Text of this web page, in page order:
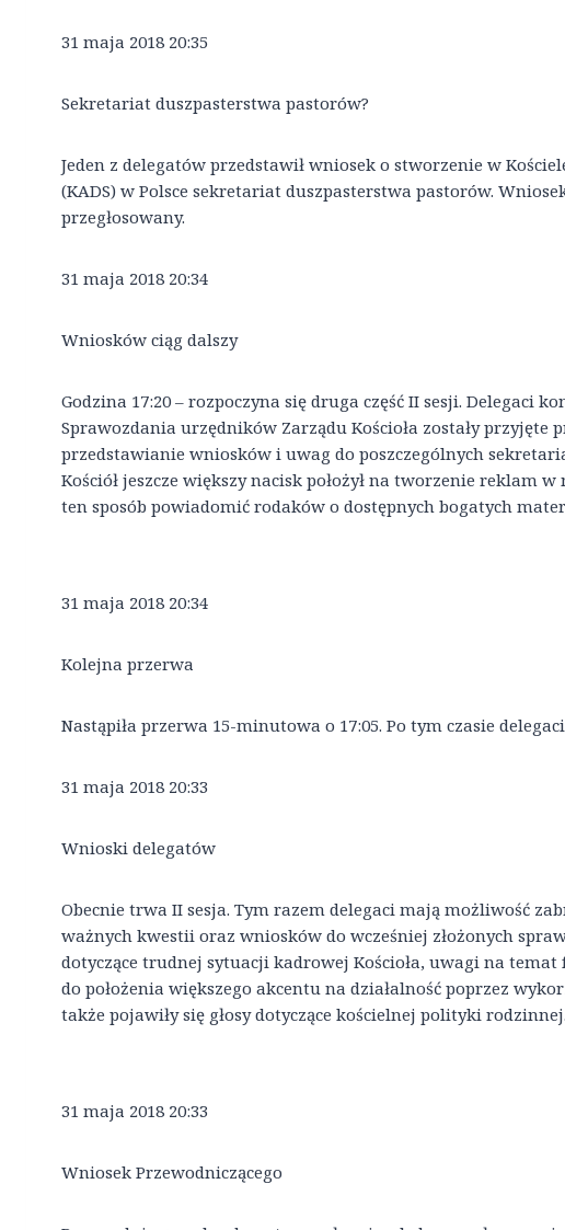
31 maja 2018 20:35
Sekretariat duszpasterstwa pastorów?
Jeden z delegatów przedstawił wniosek o stworzenie w
(KADS) w Polsce sekretariat duszpasterstwa pastorów.
przegłosowany.
31 maja 2018 20:34
Wniosków ciąg dalszy
Godzina 17:20 – rozpoczyna się druga część II sesji. Delegaci
Sprawozdania urzędników Zarządu Kościoła zostały przyjęte
przedstawianie wniosków i uwag do poszczególnych
Kościół jeszcze większy nacisk położył na tworzenie reklam
ten sposób powiadomić rodaków o dostępnych bogatych
31 maja 2018 20:34
Kolejna przerwa
Nastąpiła przerwa 15-minutowa o 17:05. Po tym czasie
31 maja 2018 20:33
Wnioski delegatów
Obecnie trwa II sesja. Tym razem delegaci mają możliwość
ważnych kwestii oraz wniosków do wcześniej złożonych
dotyczące trudnej sytuacji kadrowej Kościoła, uwagi na
do położenia większego akcentu na działalność poprzez
także pojawiły się głosy dotyczące kościelnej polityki rodzinnej.
31 maja 2018 20:33
Wniosek Przewodniczącego